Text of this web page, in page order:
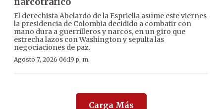
El derechista Abelardo de la Espriella asume este viernes
la presidencia de Colombia decidido a combatir con
mano dura a guerrilleros y narcos, en un giro que
estrecha lazos con Washington y sepulta las
negociaciones de paz.
Agosto 7, 2026 06:19 p. m.
Carga Más